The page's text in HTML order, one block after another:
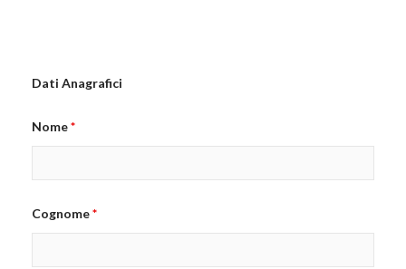
Dati Anagrafici
Nome*
Cognome*